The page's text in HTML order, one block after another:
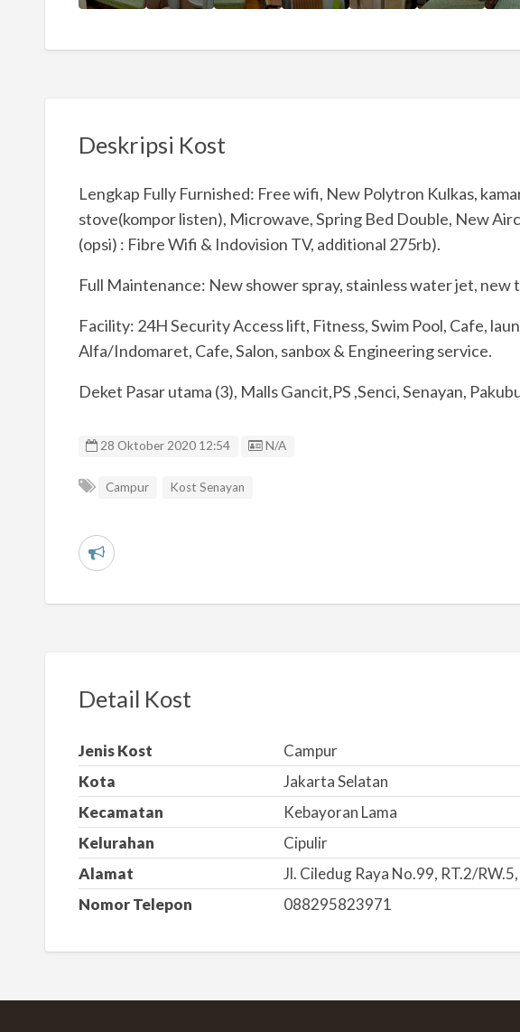
Deskripsi Kost
Lengkap Fully Furnished: Free wifi, New Polytron Kulkas,
stove(kompor listen), Microwave, Spring Bed Double, New
(opsi) : Fibre Wifi & Indovision TV, additional 275rb).
Full Maintenance: New shower spray, stainless water jet, new
Facility: 24H Security Access lift, Fitness, Swim Pool, Cafe,
Alfa/Indomaret, Cafe, Salon, sanbox & Engineering service.
Deket Pasar utama (3), Malls Gancit,PS ,Senci, Senayan,
28 Oktober 2020 12:54 Listing ID
N/A
Campur Kost Senayan
L
a
m
a
s
a
l
a
h
Detail Kost
Jenis Kost
Campur
Kota
Jakarta Selatan
Kecamatan
Kebayoran Lama
Kelurahan
Cipulir
Alamat
Jl. Ciledug Raya No.99, RT.2/
Nomor Telepon
088295823971